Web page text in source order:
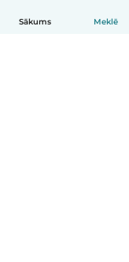
Sākums Meklē